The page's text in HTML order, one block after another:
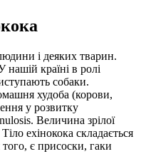
і деяких тварин.
країні в ролі
собаки.
худоба (корови,
у розвитку
Величина зрілої
ехінокока складається
є присоски, гаки